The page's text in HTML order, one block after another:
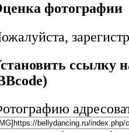
фотографии
ссылку